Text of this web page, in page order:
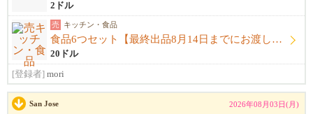
2ドル
売 キッチン・食品
食品6つセット【最終出品8月14日までにお渡し希望】
20ドル
[登録者] mori
San Jose 2026年08月03日(月)